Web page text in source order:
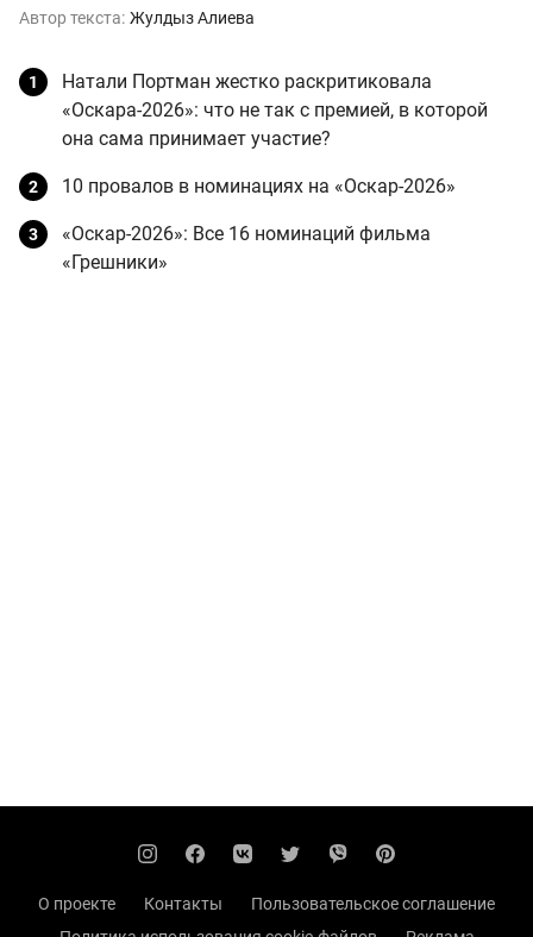
Автор текста: Жулдыз Алиева
Натали Портман жестко раскритиковала
«Оскара-2026»: что не так с премией, в которой
она сама принимает участие?
10 провалов в номинациях на «Оскар-2026»
«Оскар-2026»: Все 16 номинаций фильма
«Грешники»
О проекте Контакты
Пользовательское соглашение